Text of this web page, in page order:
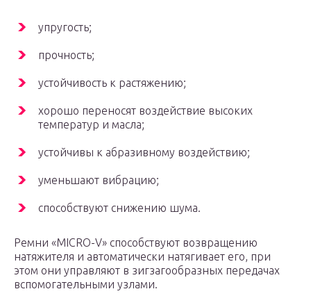
упругость;
прочность;
устойчивость к растяжению;
хорошо переносят воздействие высоких
температур и масла;
устойчивы к абразивному воздействию;
уменьшают вибрацию;
способствуют снижению шума.
Ремни «MICRO-V» способствуют возвращению
натяжителя и автоматически натягивает его, при
этом они управляют в зигзагообразных передачах
вспомогательными узлами.